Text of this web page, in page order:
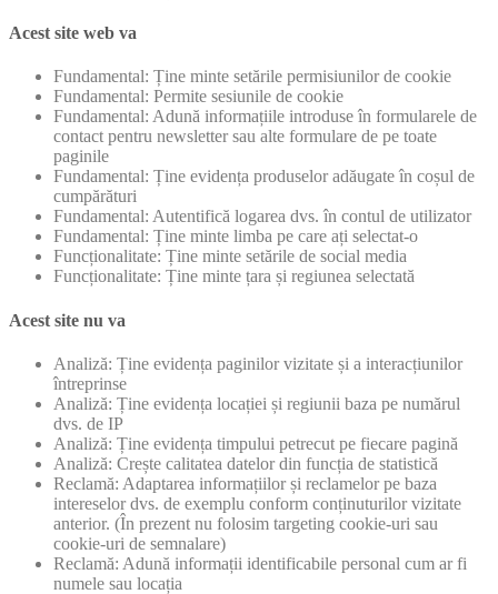
Acest site web va
Fundamental: Ține minte setările permisiunilor de cookie
Fundamental: Permite sesiunile de cookie
Fundamental: Adună informațiile introduse în formularele de
contact pentru newsletter sau alte formulare de pe toate
paginile
Fundamental: Ține evidența produselor adăugate în coșul de
cumpărături
Fundamental: Autentifică logarea dvs. în contul de utilizator
Fundamental: Ține minte limba pe care ați selectat-o
Funcționalitate: Ține minte setările de social media
Funcționalitate: Ține minte țara și regiunea selectată
Acest site nu va
Analiză: Ține evidența paginilor vizitate și a interacțiunilor
întreprinse
Analiză: Ține evidența locației și regiunii baza pe numărul
dvs. de IP
Analiză: Ține evidența timpului petrecut pe fiecare pagină
Analiză: Crește calitatea datelor din funcția de statistică
Reclamă: Adaptarea informațiilor și reclamelor pe baza
intereselor dvs. de exemplu conform conținuturilor vizitate
anterior. (În prezent nu folosim targeting cookie-uri sau
cookie-uri de semnalare)
Reclamă: Adună informații identificabile personal cum ar fi
numele sau locația